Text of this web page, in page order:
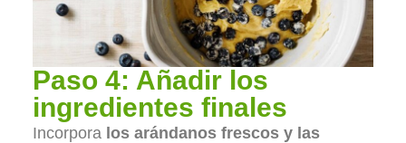
Paso 4: Añadir los
ingredientes finales
Incorpora los arándanos frescos y las